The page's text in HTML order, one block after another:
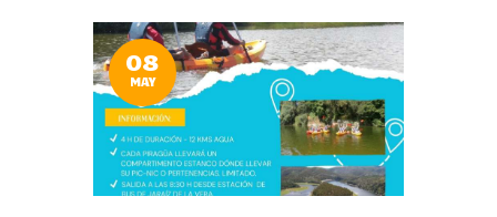
08
MAY